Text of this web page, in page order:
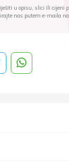
u opisu, slici ili cijeni
nas putem e-maila na